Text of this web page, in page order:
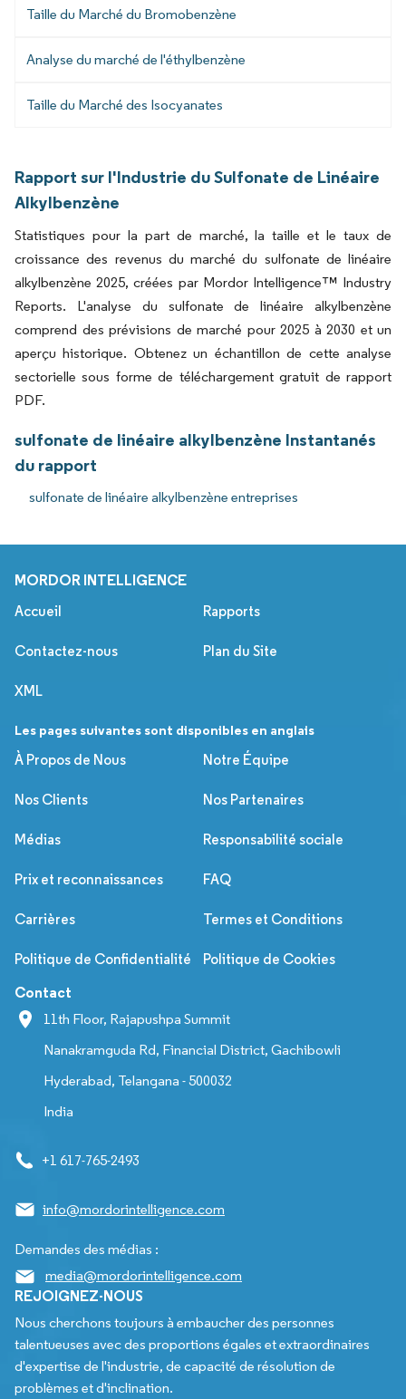
Taille du Marché du Bromobenzène
Analyse du marché de l'éthylbenzène
Taille du Marché des Isocyanates
Rapport sur l'Industrie du Sulfonate de Linéaire
Alkylbenzène
Statistiques pour la part de marché, la taille et le taux de
croissance des revenus du marché du sulfonate de linéaire
alkylbenzène 2025, créées par Mordor Intelligence™ Industry
Reports. L'analyse du sulfonate de linéaire alkylbenzène
comprend des prévisions de marché pour 2025 à 2030 et un
aperçu historique. Obtenez un échantillon de cette analyse
sectorielle sous forme de téléchargement gratuit de rapport
PDF.
sulfonate de linéaire alkylbenzène Instantanés
du rapport
sulfonate de linéaire alkylbenzène entreprises
MORDOR INTELLIGENCE
Accueil Rapports
Contactez-nous Plan du Site
XML
Les pages suivantes sont disponibles en anglais
À Propos de Nous
Notre Équipe
Nos Clients Nos Partenaires
Médias Responsabilité sociale
Prix et reconnaissances FAQ
Carrières Termes et Conditions
Politique de Confidentialité Politique de Cookies
Contact
11th Floor, Rajapushpa Summit
Nanakramguda Rd, Financial District, Gachibowli
Hyderabad, Telangana - 500032
India
+1 617-765-2493
info@mordorintelligence.com
Demandes des médias :
media@mordorintelligence.com
REJOIGNEZ-NOUS
Nous cherchons toujours à embaucher des personnes
talentueuses avec des proportions égales et extraordinaires
d'expertise de l'industrie, de capacité de résolution de
problèmes et d'inclination.